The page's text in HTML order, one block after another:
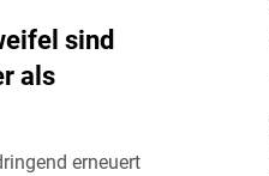
sind
als
erneuert